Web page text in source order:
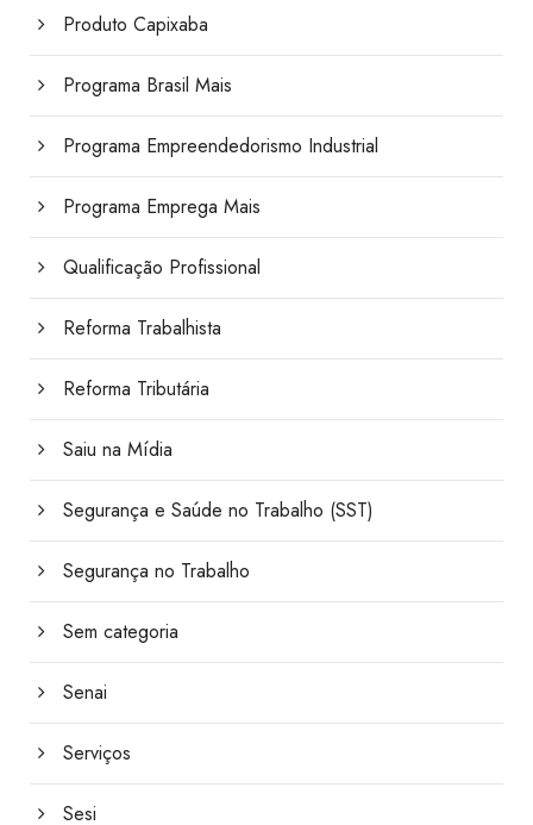
Produto Capixaba
Programa Brasil Mais
Programa Empreendedorismo Industrial
Programa Emprega Mais
Qualificação Profissional
Reforma Trabalhista
Reforma Tributária
Saiu na Mídia
Segurança e Saúde no Trabalho (SST)
Segurança no Trabalho
Sem categoria
Senai
Serviços
Sesi